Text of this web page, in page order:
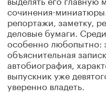
сочинения-
репортажи, заметку,
деловые бумаги.
особенно любопытно:
объяснительная
автобиография,
выпускник уже
уверенно владеть.